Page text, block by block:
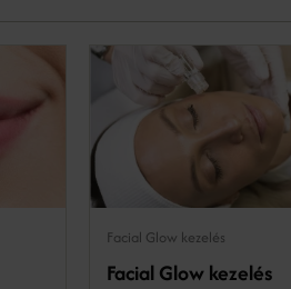
Facial Glow kezelés
Facial Glow kezelés